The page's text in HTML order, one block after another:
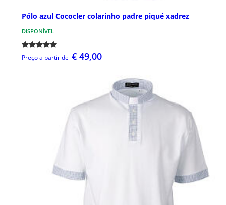
Pólo azul Cococler colarinho padre piqué xadrez
DISPONÍVEL
Preço a partir de € 49,00